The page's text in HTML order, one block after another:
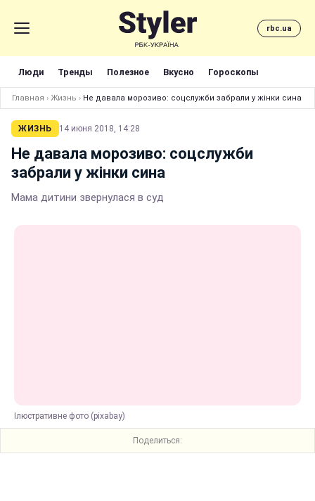
rbc.ua
Люди Тренды Полезное Вкусно Гороскопы
Главная › Жизнь › Не давала морозиво: соцслужби забрали у жінки сина
ЖИЗНЬ 14 июня 2018, 14:28
Не давала морозиво: соцслужби
забрали у жінки сина
Мама дитини звернулася в суд
Ілюстративне фото (pixabay)
Поделиться: